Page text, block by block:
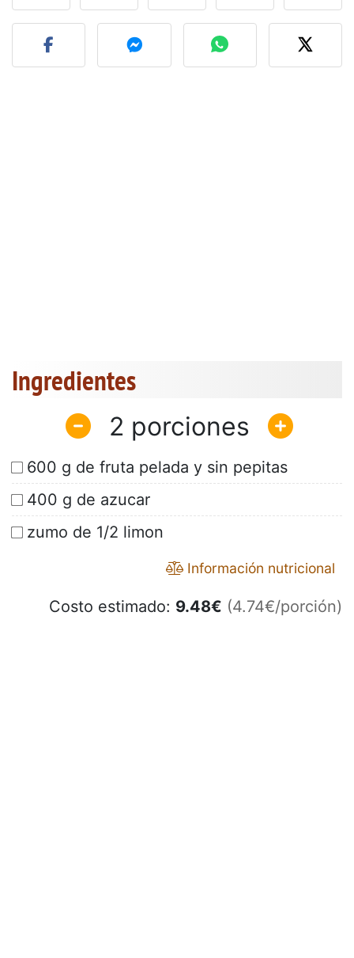
Publicar la foto de esta
Ingredientes
2
600 g de fruta pelada y sin pepitas
400 g de azucar
zumo de 1/2 limon
Información nutricional
Costo estimado: 9.48€ (4.74€/porción)